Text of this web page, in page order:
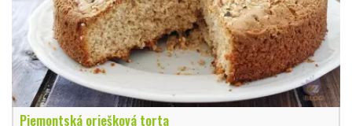
Piemontská oriešková torta